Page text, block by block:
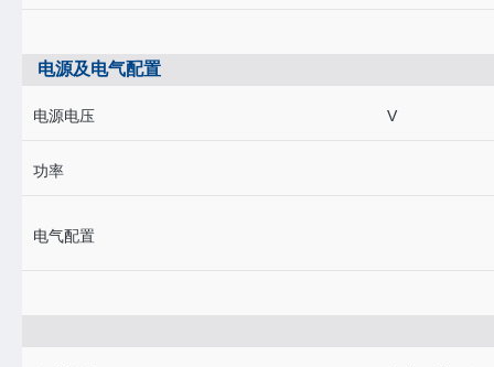
电源及电气配置
电源电压 V
功率
电气配置